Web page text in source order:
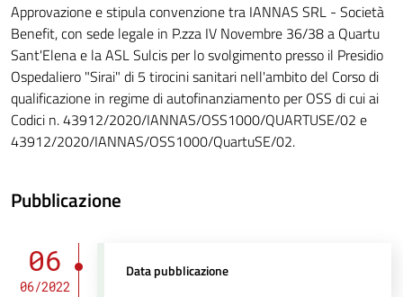
Approvazione e stipula convenzione tra IANNAS SRL - Società
Benefit, con sede legale in P.zza IV Novembre 36/38 a Quartu
Sant'Elena e la ASL Sulcis per lo svolgimento presso il Presidio
Ospedaliero "Sirai" di 5 tirocini sanitari nell'ambito del Corso di
qualificazione in regime di autofinanziamento per OSS di cui ai
Codici n. 43912/2020/IANNAS/OSS1000/QUARTUSE/02 e
43912/2020/IANNAS/OSS1000/QuartuSE/02.
Pubblicazione
06
06/2022
Data pubblicazione